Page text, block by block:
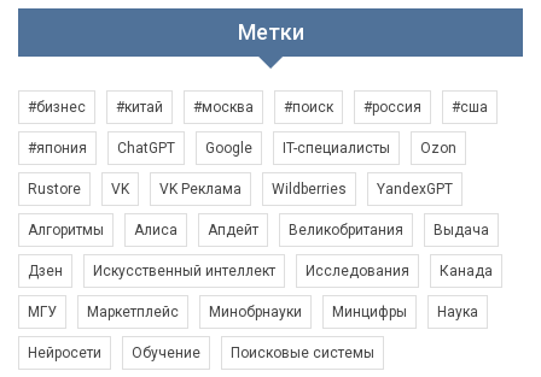
Метки
#бизнес #китай #москва #поиск #россия #сша
#япония ChatGPT Google IT-специалисты Ozon
Rustore VK VK Реклама Wildberries YandexGPT
Алгоритмы Алиса Апдейт Великобритания Выдача
Дзен Искусственный интеллект Исследования Канада
МГУ Маркетплейс Минобрнауки Минцифры Наука
Нейросети Обучение Поисковые системы